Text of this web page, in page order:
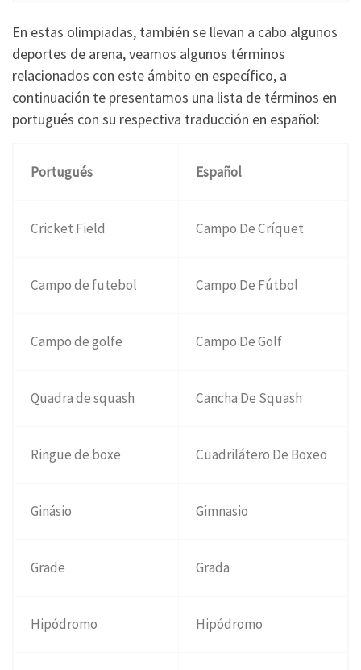
En estas olimpiadas, también se llevan a cabo algunos
deportes de arena, veamos algunos términos
relacionados con este ámbito en específico, a
continuación te presentamos una lista de términos en
portugués con su respectiva traducción en español:
Portugués Español
Cricket Field Campo De Críquet
Campo de futebol Campo De Fútbol
Campo de golfe Campo De Golf
Quadra de squash Cancha De Squash
Ringue de boxe Cuadrilátero De Boxeo
Ginásio Gimnasio
Grade Grada
Hipódromo Hipódromo